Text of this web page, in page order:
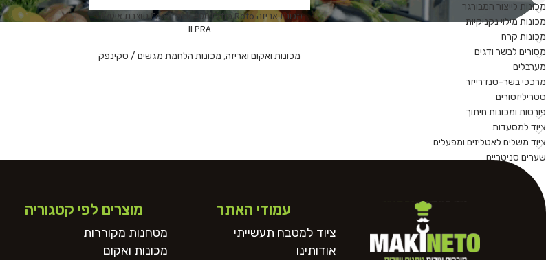
מכונות לייצור המבורגר
מכונות מילוי נקניקיות
מכונות קרח
מסורים לבשר ודגים
מערבלים
מרככי בשר-טנדרייזר
סטריליזטורים
פורסות ומכונות חיתוך
ציוד למסעדות
ציוד משלים לאטליזים ומפעלים
שערים סניטריים
מכונת אריזה FoodPack 400 Extra Roto תוצרת איטליה
ILPRA
מכונות ואקום ואריזה, מכונות הלחמת מגשים / סקינפק
עמודי האתר
ציוד למטבח תעשייתי
אודותינו
מוצרים לפי קטגוריה
מטחנות מקוררות
מכונות ואקום